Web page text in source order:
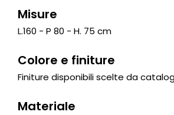
Misure
L.160 - P 80 - H. 75 cm
Colore e finiture
Finiture disponibili scelte da
Materiale